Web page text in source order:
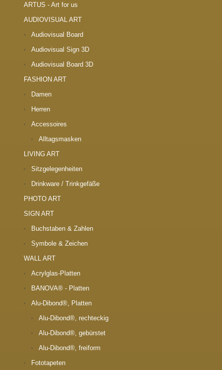
ARTUS - Art for us
AUDIOVISUAL ART
Audiovisual Board
Audiovisual Sign 3D
Audiovisual Board 3D
FASHION ART
Damen
Herren
Accessoires
Alltagsmasken
LIVING ART
Sitzgelegenheiten
Drinkware / Trinkgefäße
PHOTO ART
SIGN ART
Buchstaben & Zahlen
Symbole & Zeichen
WALL ART
Acrylglas-Platten
BANOVA® - Platten
Alu-Dibond®, Platten
Alu-Dibond®, rechteckig
Alu-Dibond®, gebürstet
Alu-Dibond®, freiform
Fototapeten